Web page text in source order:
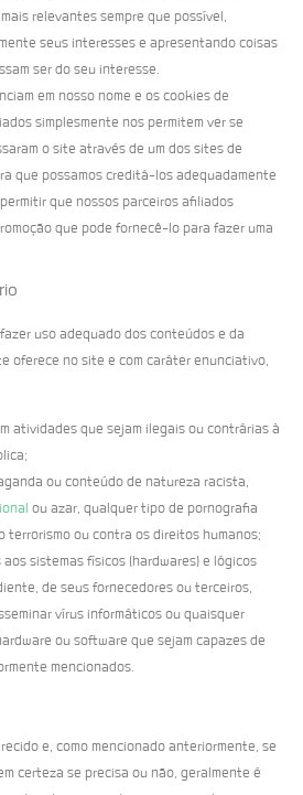
relevantes sempre que possível,
seus interesses e apresentando coisas
ser do seu interesse.
em nosso nome e os cookies de
simplesmente nos permitem ver se
o site através de um dos sites de
que possamos creditá-los adequadamente
que nossos parceiros afiliados
que pode fornecê-lo para fazer uma
uso adequado dos conteúdos e da
oferece no site e com caráter enunciativo,
atividades que sejam ilegais ou contrárias à
ou conteúdo de natureza racista,
ou azar, qualquer tipo de pornografia
terrorismo ou contra os direitos humanos;
aos sistemas físicos (hardwares) e lógicos
de seus fornecedores ou terceiros,
vírus informáticos ou quaisquer
ou software que sejam capazes de
mencionados.
e, como mencionado anteriormente, se
certeza se precisa ou não, geralmente é